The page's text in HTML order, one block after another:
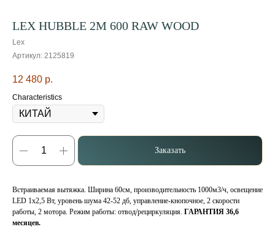
LEX HUBBLE 2М 600 RAW WOOD
Lex
Артикул: 2125819
12 480 р.
Characteristics
Заказать
Встраиваемая вытяжка. Ширина 60см, производительность 1000м3/ч, освещение
LED 1х2,5 Вт, уровень шума 42-52 дб, управление-кнопочное, 2 скорости
работы, 2 мотора. Режим работы: отвод/рециркуляция. ГАРАНТИЯ 36,6
месяцев.